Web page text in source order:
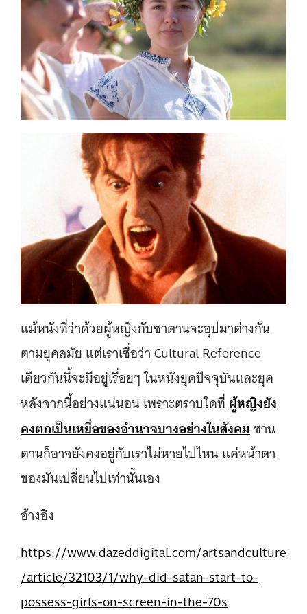
แม้หนังที่ว่าด้วยผู้หญิงกับซาตานจะอุปมาต่างกัน
ตามยุคสมัย แต่เราเชื่อว่า Cultural Reference
เดียวกันนี้จะมีอยู่เรื่อยๆ ในหนังยุคปัจจุบันและยุค
หลังจากนี้อย่างแน่นอน เพราะตราบใดที่ผู้หญิงยัง
คงตกเป็นเหยื่อของอำนาจบางอย่างในสังคมซาน
ตานก็อาจยังคงอยู่กับเราไม่หายไปไหน แค่หน้าตา
ของมันเปลี่ยนไปเท่านั้นเอง
อ้างอิง
https://www.dazeddigital.com/artsandculture
/article/32103/1/why-did-satan-start-to-
possess-girls-on-screen-in-the-70s